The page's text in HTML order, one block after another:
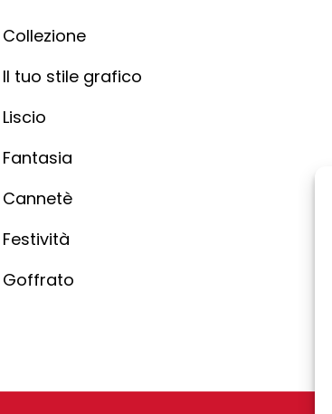
Collezione
Il tuo stile grafico
Liscio
Fantasia
Cannetè
Festività
Goffrato